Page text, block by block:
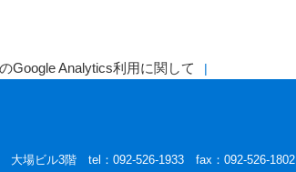
Google Analytics利用に関して
大場ビル3階 tel：092-526-1933 fax：092-526-1802